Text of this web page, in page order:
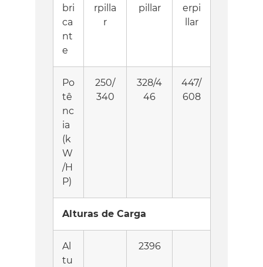
bri
ca
nt
e
rpilla
r
pillar
erpi
llar
Po
tê
nc
ia
(k
W
/H
P)
250/
340
328/4
46
447/
608
Alturas de Carga
Al
tu
2396